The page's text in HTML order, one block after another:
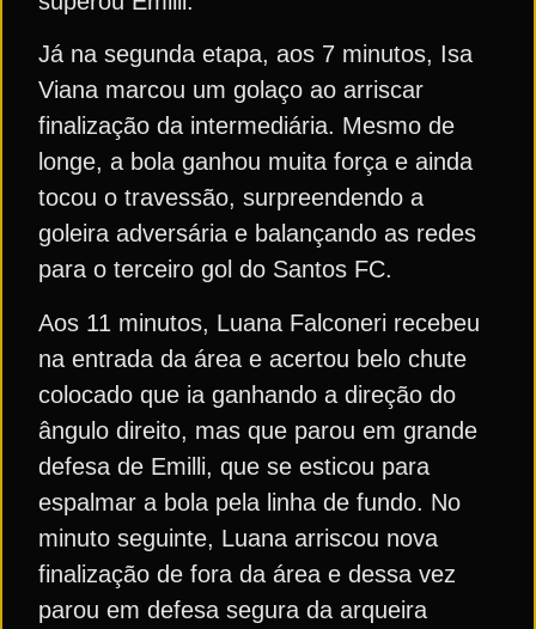
Já na segunda etapa, aos 7 minutos, Isa
Viana marcou um golaço ao arriscar
finalização da intermediária. Mesmo de
longe, a bola ganhou muita força e ainda
tocou o travessão, surpreendendo a
goleira adversária e balançando as redes
para o terceiro gol do Santos FC.
Aos 11 minutos, Luana Falconeri recebeu
na entrada da área e acertou belo chute
colocado que ia ganhando a direção do
ângulo direito, mas que parou em grande
defesa de Emilli, que se esticou para
espalmar a bola pela linha de fundo. No
minuto seguinte, Luana arriscou nova
finalização de fora da área e dessa vez
parou em defesa segura da arqueira